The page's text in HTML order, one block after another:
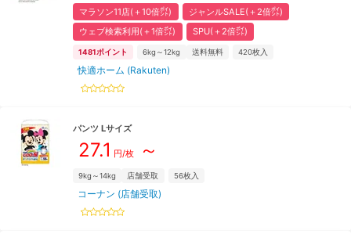
マラソン11店(＋10倍㌽)
ジャンルSALE(＋2倍㌽)
ウェブ検索利用(＋1倍㌽)
SPU(＋2倍㌽)
1481ポイント 6kg～12kg 送料無料 420枚入
快適ホーム (Rakuten)
パンツ Lサイズ
27.1 円/枚～
9kg～14kg 店舗受取 56枚入
コーナン (店舗受取)